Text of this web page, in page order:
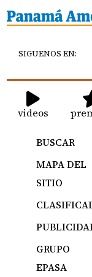
SIGUENOS EN:
videos
BUSCAR
MAPA DEL
SITIO
GRUPO
EPASA